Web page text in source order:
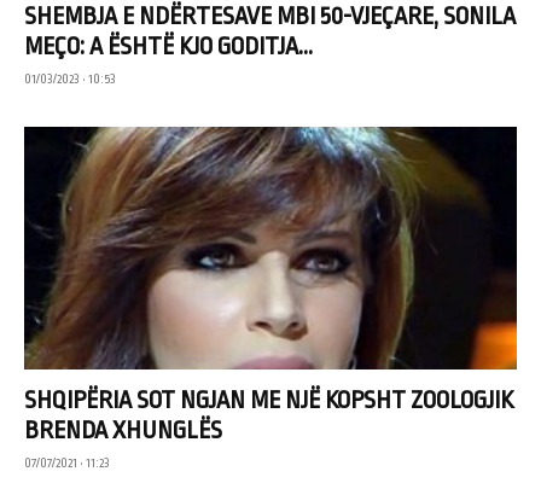
SHEMBJA E NDËRTESAVE MBI 50-VJEÇARE, SONILA
MEÇO: A ËSHTË KJO GODITJA...
01/03/2023 • 10:53
SHQIPËRIA SOT NGJAN ME NJË KOPSHT ZOOLOGJIK
BRENDA XHUNGLËS
07/07/2021 • 11:23